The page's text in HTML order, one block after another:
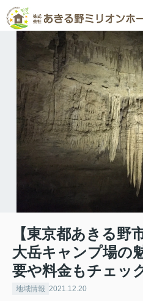
【東京都あきる野
大岳キャンプ場の
要や料金もチェッ
地域情報 2021.12.20